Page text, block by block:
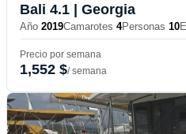
Bali 4.1 | Georgia
Año 2019Camarotes 4Personas 10
Precio por semana
1,552 $/ semana